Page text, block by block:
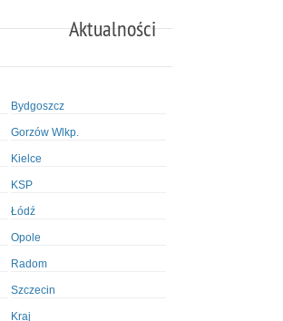
Aktualności
Bydgoszcz
Gorzów Wlkp.
Kielce
KSP
Łódź
Opole
Radom
Szczecin
Kraj